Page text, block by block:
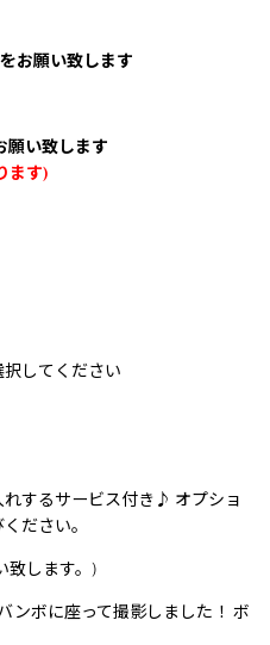
お願い致します
願い致します
ます)
してください
するサービス付き♪ オプショ
ださい。
致します。)
ボに座って撮影しました！ ボ